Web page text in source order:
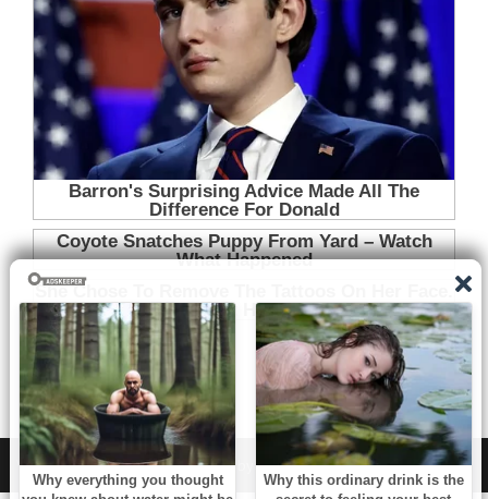
WordPress |Theme:NewsAnchorby aThemes.